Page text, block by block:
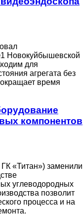
Новокуйбышевской
для
агрегата без
время
компонентов
«Титан») заменили
углеводородных
позволит
процесса и на